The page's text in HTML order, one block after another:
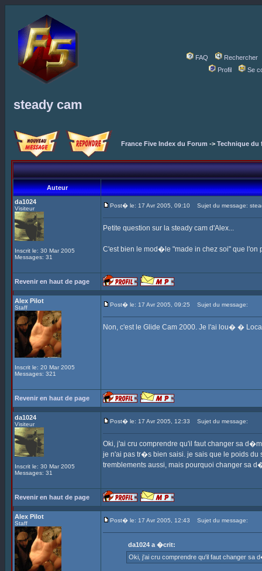
FAQ
Rechercher
Profil
Se
steady cam
France Five Index du Forum -> Technique du
Auteur
da1024
Visiteur
Inscrit le: 30 Mar 2005
Messages: 31
Post� le: 17 Avr 2005, 09:10 Sujet du message:
Petite question sur la steady cam d'Alex...
C'est bien le mod�le "made in chez soi" que l'on
Revenir en haut de page
Alex Pilot
Staff
Inscrit le: 20 Mar 2005
Messages: 321
Post� le: 17 Avr 2005, 09:25 Sujet du message:
Non, c'est le Glide Cam 2000. Je l'ai lou� �
Revenir en haut de page
da1024
Visiteur
Inscrit le: 30 Mar 2005
Messages: 31
Post� le: 17 Avr 2005, 12:33 Sujet du message:
Oki, j'ai cru comprendre qu'il faut changer sa
je n'ai pas tr�s bien saisi. je sais que le poids
tremblements aussi, mais pourquoi changer sa
Revenir en haut de page
Alex Pilot
Staff Post� le: 17 Avr 2005, 12:43 Sujet du message:
da1024 a �crit:
Oki, j'ai cru comprendre qu'il faut changer sa